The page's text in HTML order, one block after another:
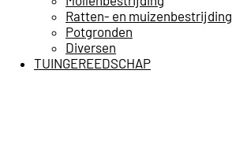
Ratten- en muizenbestrijding
Potgronden
Diversen
TUINGEREEDSCHAP